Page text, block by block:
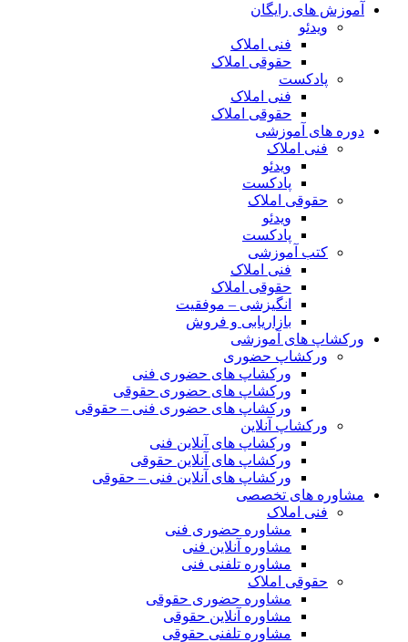
آموزش های رایگان
ویدئو
فنی املاک
حقوقی املاک
پادکست
فنی املاک
حقوقی املاک
دوره های آموزشی
فنی املاک
ویدئو
پادکست
حقوقی املاک
ویدئو
پادکست
کتب آموزشی
فنی املاک
حقوقی املاک
انگیزشی – موفقیت
بازاریابی و فروش
ورکشاپ های آموزشی
ورکشاپ حضوری
ورکشاپ های حضوری فنی
ورکشاپ های حضوری حقوقی
ورکشاپ های حضوری فنی – حقوقی
ورکشاپ آنلاین
ورکشاپ های آنلاین فنی
ورکشاپ های آنلاین حقوقی
ورکشاپ های آنلاین فنی – حقوقی
مشاوره های تخصصی
فنی املاک
مشاوره حضوری فنی
مشاوره آنلاین فنی
مشاوره تلفنی فنی
حقوقی املاک
مشاوره حضوری حقوقی
مشاوره آنلاین حقوقی
مشاوره تلفنی حقوقی